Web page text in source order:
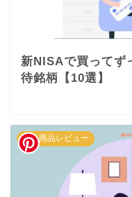
新NISAで買ってず
待銘柄【10選】
本・商品レビュー